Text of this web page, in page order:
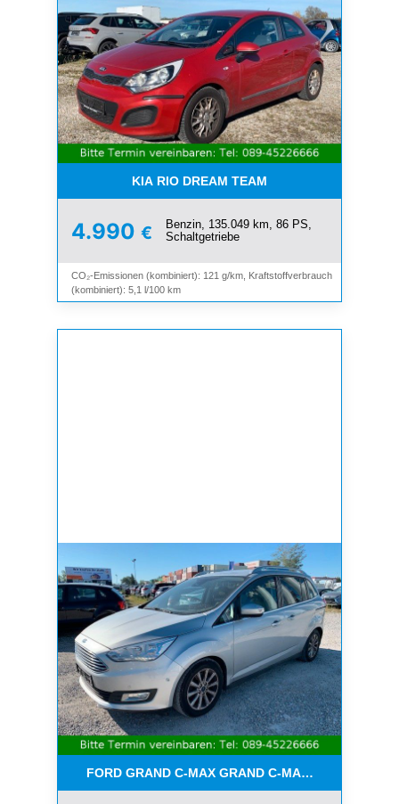
KIA RIO DREAM TEAM
4.990 €
Benzin, 135.049 km, 86 PS,
Schaltgetriebe
CO₂-Emissionen (kombiniert): 121 g/km, Kraftstoffverbrauch
(kombiniert): 5,1 l/100 km
FORD GRAND C-MAX GRAND C-MAX TITANIUM*7-